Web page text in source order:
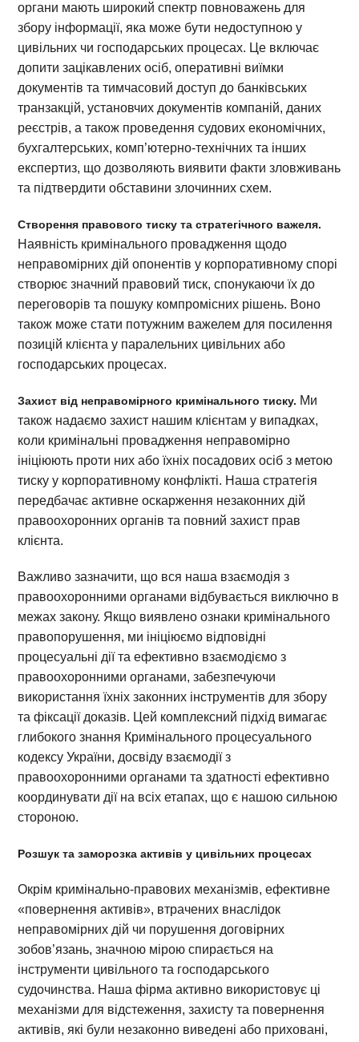
органи мають широкий спектр повноважень для
збору інформації, яка може бути недоступною у
цивільних чи господарських процесах. Це включає
допити зацікавлених осіб, оперативні виїмки
документів та тимчасовий доступ до банківських
транзакцій, установчих документів компаній, даних
реєстрів, а також проведення судових економічних,
бухгалтерських, комп’ютерно-технічних та інших
експертиз, що дозволяють виявити факти зловживань
та підтвердити обставини злочинних схем.
Створення правового тиску та стратегічного важеля.
Наявність кримінального провадження щодо
неправомірних дій опонентів у корпоративному спорі
створює значний правовий тиск, спонукаючи їх до
переговорів та пошуку компромісних рішень. Воно
також може стати потужним важелем для посилення
позицій клієнта у паралельних цивільних або
господарських процесах.
Захист від неправомірного кримінального тиску. Ми
також надаємо захист нашим клієнтам у випадках,
коли кримінальні провадження неправомірно
ініціюють проти них або їхніх посадових осіб з метою
тиску у корпоративному конфлікті. Наша стратегія
передбачає активне оскарження незаконних дій
правоохоронних органів та повний захист прав
клієнта.
Важливо зазначити, що вся наша взаємодія з
правоохоронними органами відбувається виключно в
межах закону. Якщо виявлено ознаки кримінального
правопорушення, ми ініціюємо відповідні
процесуальні дії та ефективно взаємодіємо з
правоохоронними органами, забезпечуючи
використання їхніх законних інструментів для збору
та фіксації доказів. Цей комплексний підхід вимагає
глибокого знання Кримінального процесуального
кодексу України, досвіду взаємодії з
правоохоронними органами та здатності ефективно
координувати дії на всіх етапах, що є нашою сильною
стороною.
Розшук та заморозка активів у цивільних процесах
Окрім кримінально-правових механізмів, ефективне
«повернення активів», втрачених внаслідок
неправомірних дій чи порушення договірних
зобов’язань, значною мірою спирається на
інструменти цивільного та господарського
судочинства. Наша фірма активно використовує ці
механізми для відстеження, захисту та повернення
активів, які були незаконно виведені або приховані,